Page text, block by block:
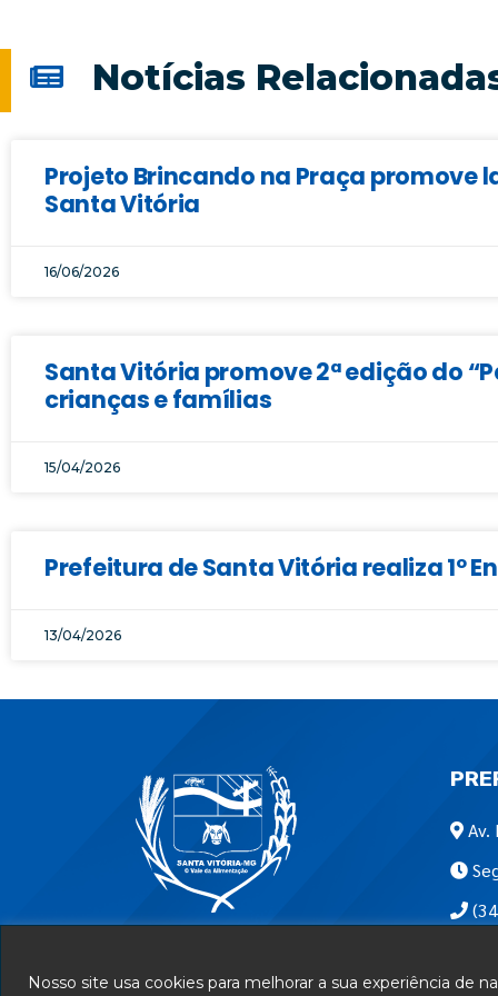
Nosso site usa cookies para melhorar a sua experiência de
Notícias
Projeto Brincando na Praça promove
Santa Vitória
16/06/2026
Santa Vitória promove 2ª edição do
crianças e famílias
15/04/2026
Prefeitura de Santa Vitória realiza 1º
13/04/2026
Av.